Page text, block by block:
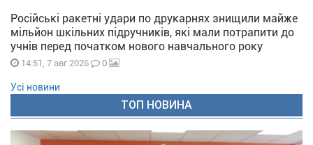
Російські ракетні удари по друкарнях знищили майже
мільйон шкільних підручників, які мали потрапити до
учнів перед початком нового навчального року
14:51, 7 авг 2026 0
Усі новини
ТОП НОВИНА